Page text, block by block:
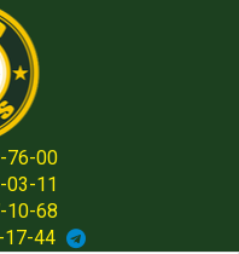
76-00
03-11
10-68
17-44